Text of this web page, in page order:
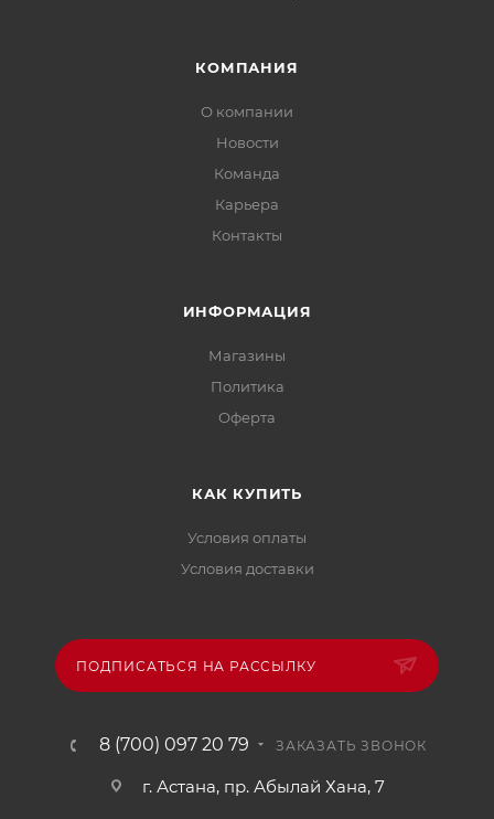
КОМПАНИЯ
О компании
Новости
Команда
Карьера
Контакты
ИНФОРМАЦИЯ
Магазины
Политика
Офертa
КАК КУПИТЬ
Условия оплаты
Условия доставки
ПОДПИСАТЬСЯ НА РАССЫЛКУ
8 (700) 097 20 79 ЗАКАЗАТЬ ЗВОНОК
г. Астана, пр. Абылай Хана, 7